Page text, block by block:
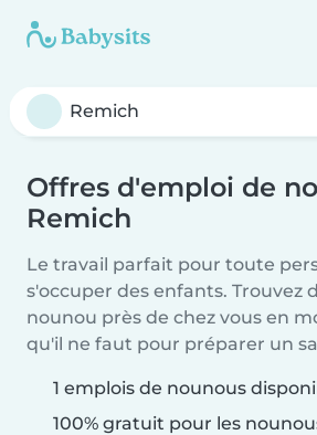
Offres d'emploi de
Remich
Le travail parfait pour toute
s'occuper des enfants. Trouvez
nounou près de chez vous en
qu'il ne faut pour préparer un
1 emplois de nounous
100% gratuit pour les